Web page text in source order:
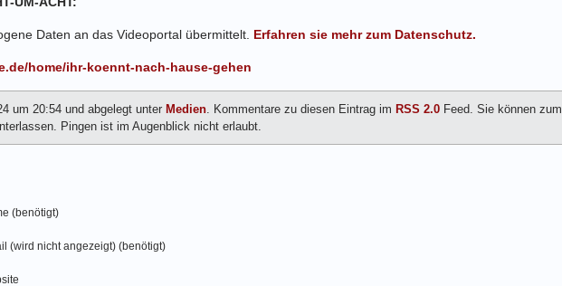
Daten an das Videoportal übermittelt. Erfahren sie mehr zum Datenschutz.
home/ihr-koennt-nach-hause-gehen
um 20:54 und abgelegt unter Medien. Kommentare zu diesen Eintrag im RSS 2.0 Feed. Sie können zum
Pingen ist im Augenblick nicht erlaubt.
(benötigt)
(wird nicht angezeigt) (benötigt)